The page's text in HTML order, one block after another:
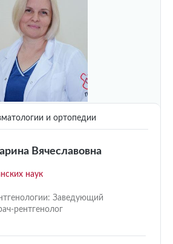
и ортопедии
Вячеславовна
наук
Заведующий
рентгенолог